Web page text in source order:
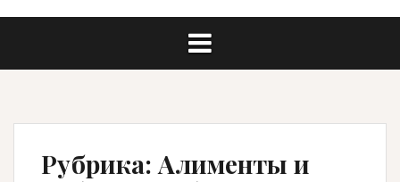
Рубрика: Алименты и